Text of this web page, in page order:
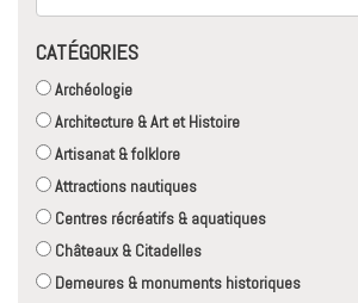
CATÉGORIES
Archéologie
Architecture & Art et Histoire
Artisanat & folklore
Attractions nautiques
Centres récréatifs & aquatiques
Châteaux & Citadelles
Demeures & monuments historiques